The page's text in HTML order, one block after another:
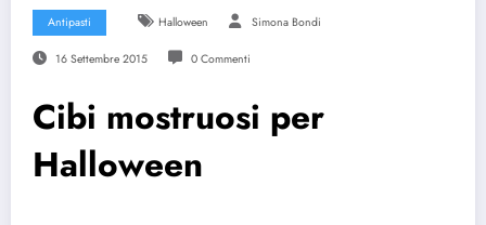
Antipasti Halloween Simona Bondi
16 Settembre 2015 0 Commenti
Cibi mostruosi per
Halloween